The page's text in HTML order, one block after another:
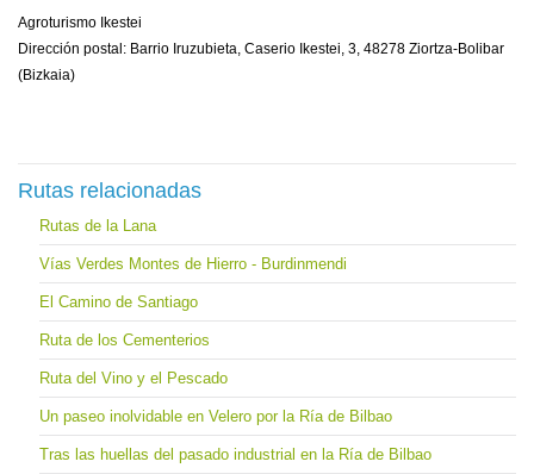
Agroturismo Ikestei
Dirección postal: Barrio Iruzubieta, Caserio Ikestei, 3, 48278 Ziortza-Bolibar
(Bizkaia)
Rutas relacionadas
Rutas de la Lana
Vías Verdes Montes de Hierro - Burdinmendi
El Camino de Santiago
Ruta de los Cementerios
Ruta del Vino y el Pescado
Un paseo inolvidable en Velero por la Ría de Bilbao
Tras las huellas del pasado industrial en la Ría de Bilbao